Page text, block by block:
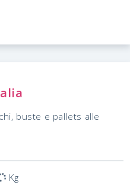
buste e pallets alle
Kg